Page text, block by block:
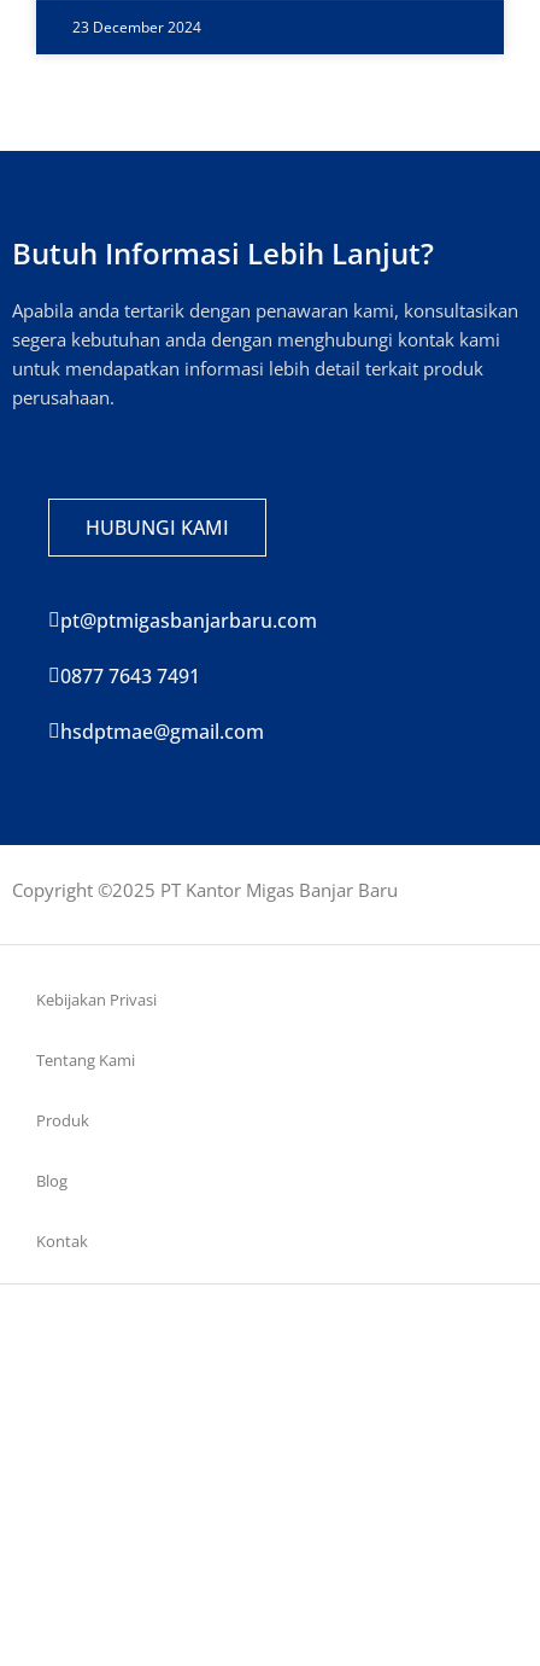
23 December 2024
Butuh Informasi Lebih Lanjut?
Apabila anda tertarik dengan penawaran kami, konsultasikan
segera kebutuhan anda dengan menghubungi kontak kami
untuk mendapatkan informasi lebih detail terkait produk
perusahaan.
HUBUNGI KAMI
pt@ptmigasbanjarbaru.com
0877 7643 7491
hsdptmae@gmail.com
Copyright ©2025 PT Kantor Migas Banjar Baru
Kebijakan Privasi
Tentang Kami
Produk
Blog
Kontak